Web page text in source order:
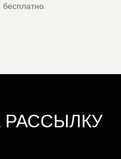
бесплатно.